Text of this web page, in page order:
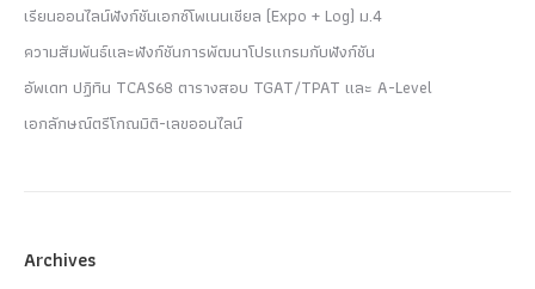
เรียนออนไลน์ฟังก์ชันเอกซ์โพเนนเชียล (Expo + Log) ม.4
ความสัมพันธ์และฟังก์ชันการพัฒนาโปรแกรมกับฟังก์ชัน
อัพเดท ปฏิทิน TCAS68 ตารางสอบ TGAT/TPAT และ A-Level
เอกลักษณ์ตรีโกณมิติ-เลขออนไลน์
Archives